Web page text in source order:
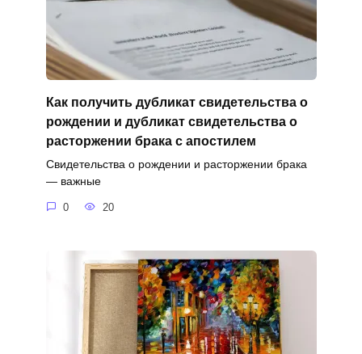
Как получить дубликат свидетельства о
рождении и дубликат свидетельства о
расторжении брака с апостилем
Свидетельства о рождении и расторжении брака
— важные
0 20